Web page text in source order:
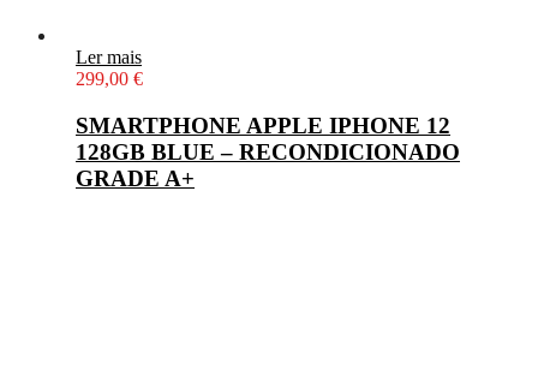
Ler mais
299,00 €
SMARTPHONE APPLE IPHONE 12
128GB BLUE – RECONDICIONADO
GRADE A+